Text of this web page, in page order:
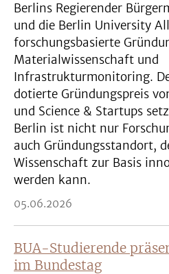
Berlins Regierender
und die Berlin University
forschungsbasierte
Materialwissenschaft und
Infrastrukturmonitoring.
dotierte Gründungspreis
und Science & Startups
Berlin ist nicht nur
auch Gründungsstandort,
Wissenschaft zur Basis
werden kann.
05.06.2026
BUA-Studierende
im Bundestag